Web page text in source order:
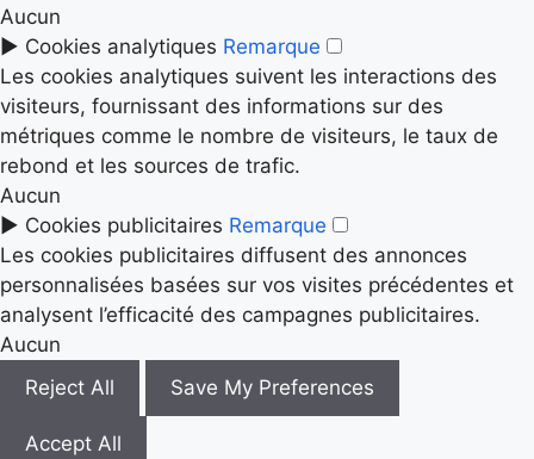
Aucun
► Cookies analytiques Remarque
Les cookies analytiques suivent les interactions des
visiteurs, fournissant des informations sur des
métriques comme le nombre de visiteurs, le taux de
rebond et les sources de trafic.
Aucun
► Cookies publicitaires Remarque
Les cookies publicitaires diffusent des annonces
personnalisées basées sur vos visites précédentes et
analysent l’efficacité des campagnes publicitaires.
Aucun
Reject All
Save My Preferences
Accept All